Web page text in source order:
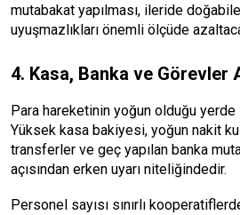
mutabakat yapılması, ileride
uyuşmazlıkları önemli ölçüde
4. Kasa, Banka ve Görevler
Para hareketinin yoğun olduğu
Yüksek kasa bakiyesi, yoğun nakit
transferler ve geç yapılan banka
açısından erken uyarı niteliğindedir.
Personel sayısı sınırlı